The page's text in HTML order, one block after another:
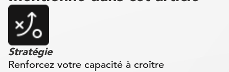
Stratégie
Renforcez votre capacité à croître